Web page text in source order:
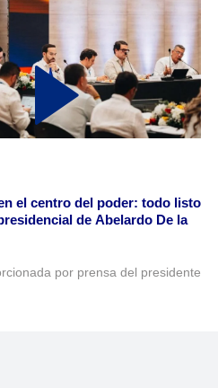
el centro del poder: todo listo
de Abelardo De la
por prensa del presidente